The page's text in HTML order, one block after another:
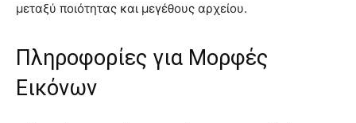
μεταξύ ποιότητας και μεγέθους αρχείου.
Πληροφορίες για Μορφές
Εικόνων